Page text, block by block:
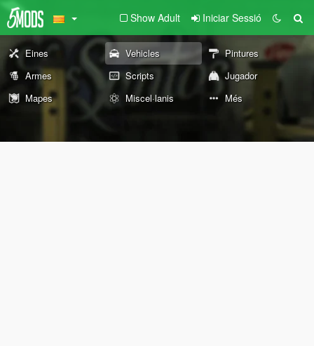
Show Adult Iniciar Sessió
Eines Vehicles
Pintures
Armes
Scripts
Jugador
Mapes
Miscel·lanis Més